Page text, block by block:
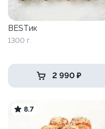
BESTик
1300 г.
2 990 ₽
8.7